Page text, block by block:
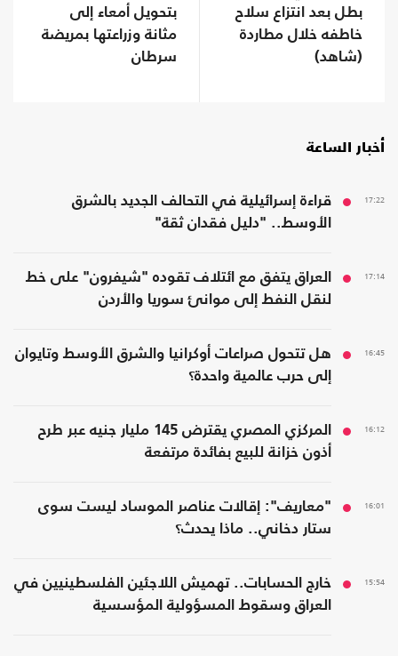
بطل بعد انتزاع سلاح
خاطفه خلال مطاردة
(شاهد)
بتحويل أمعاء إلى
مثانة وزراعتها بمريضة
سرطان
أخبار الساعة
17:22
قراءة إسرائيلية في التحالف الجديد بالشرق
الأوسط.. "دليل فقدان ثقة"
17:14
العراق يتفق مع ائتلاف تقوده "شيفرون" على خط
لنقل النفط إلى موانئ سوريا والأردن
16:45
هل تتحول صراعات أوكرانيا والشرق الأوسط وتايوان
إلى حرب عالمية واحدة؟
16:12
المركزي المصري يقترض 145 مليار جنيه عبر طرح
أذون خزانة للبيع بفائدة مرتفعة
16:01
"معاريف": إقالات عناصر الموساد ليست سوى
ستار دخاني.. ماذا يحدث؟
15:54
خارج الحسابات.. تهميش اللاجئين الفلسطينيين في
العراق وسقوط المسؤولية المؤسسية